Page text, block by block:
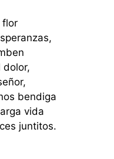
flor
dolor,
bendiga
vida
juntitos.